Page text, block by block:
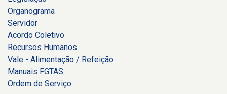
Organograma
Servidor
Acordo Coletivo
Recursos Humanos
Vale - Alimentação / Refeição
Manuais FGTAS
Ordem de Serviço